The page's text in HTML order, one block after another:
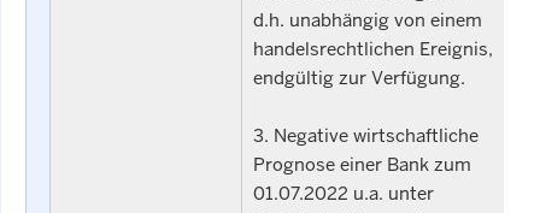
d.h. unabhängig von einem
handelsrechtlichen Ereignis,
endgültig zur Verfügung.
3. Negative wirtschaftliche
Prognose einer Bank zum
01.07.2022 u.a. unter